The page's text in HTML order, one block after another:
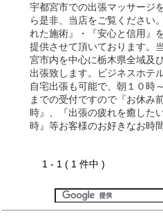
宇都宮市での出張マッサージ
ら是非、当店をご覧ください
れた施術』・『安心と信用』
提供させて頂いております。
宮市内を中心に栃木県全域及
出張致します。ビジネスホテ
自宅出張も可能で、朝１０時
までの受付ですので『お休み
時』、『出張の疲れを癒した
時』等お客様のお好きなお時
1 - 1 ( 1 件中 )